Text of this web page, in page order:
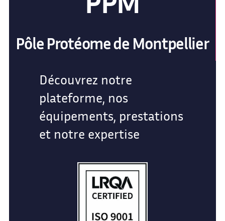
Pôle Protéome de Montpellier
Découvrez notre
plateforme, nos
équipements, prestations
et notre expertise